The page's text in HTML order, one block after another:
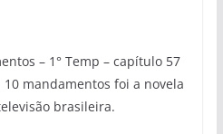
– 1° Temp – capítulo 57
10 mandamentos foi a novela
brasileira.